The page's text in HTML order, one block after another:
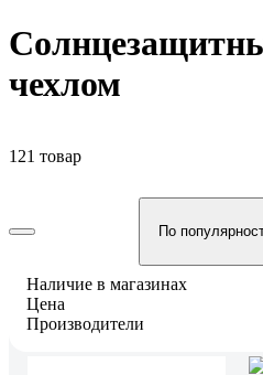
чехлом
121 товар
По
Наличие в магазинах
Цена
Производители